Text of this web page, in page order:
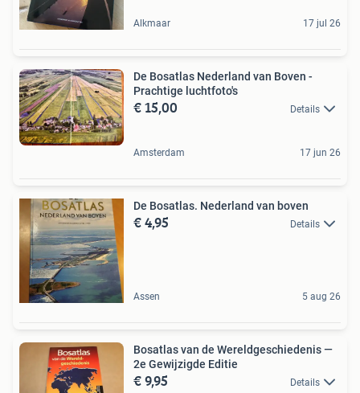
Alkmaar 17 jul 26
De Bosatlas Nederland van Boven -
Prachtige luchtfoto's
€ 15,00 Details
Amsterdam 17 jun 26
De Bosatlas. Nederland van boven
€ 4,95 Details
Assen 5 aug 26
Bosatlas van de Wereldgeschiedenis —
2e Gewijzigde Editie
€ 9,95 Details